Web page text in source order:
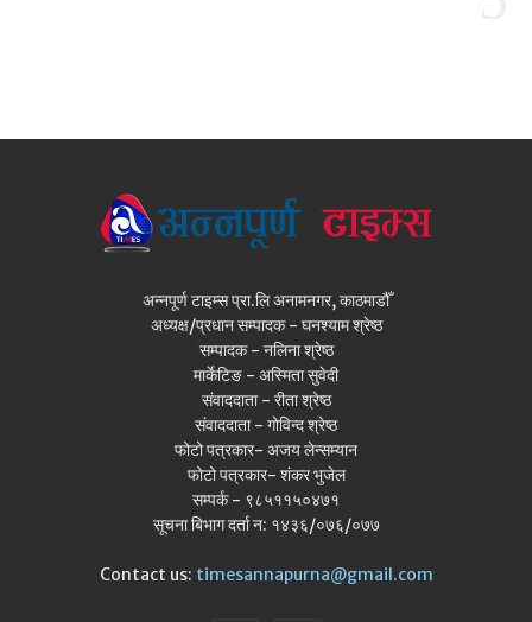
अन्नपूर्ण टाइम्स प्रा.लि अनामनगर, काठमाडौँ
अध्यक्ष/प्रधान सम्पादक - घनश्याम श्रेष्ठ
सम्पादक - नलिना श्रेष्ठ
मार्केटिङ - अस्मिता सुवेदी
संवाददाता - रीता श्रेष्ठ
संवाददाता - गोविन्द श्रेष्ठ
फोटो पत्रकार- अजय लेन्सम्यान
फोटो पत्रकार- शंकर भुजेल
सम्पर्क - ९८५११५०४७१
सूचना बिभाग दर्ता न: १४३६/०७६/०७७
Contact us: timesannapurna@gmail.com